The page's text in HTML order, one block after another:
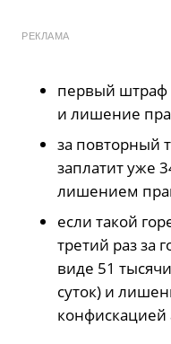
РЕКЛАМА
первый штраф
и лишение
за повторный
заплатит уже
лишением
если такой
третий раз за
виде 51
суток) и
конфискацией